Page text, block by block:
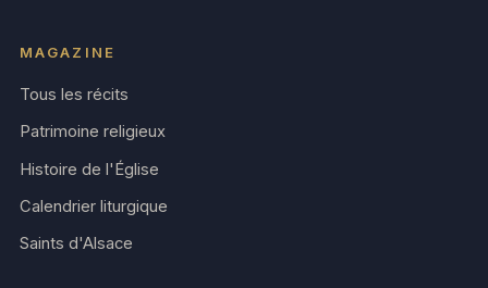
MAGAZINE
Tous les récits
Patrimoine religieux
Histoire de l'Église
Calendrier liturgique
Saints d'Alsace